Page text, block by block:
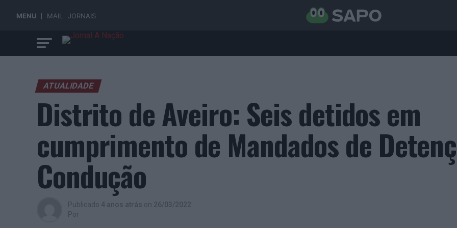
MENU MAIL JORNAIS
ATUALIDADE
Distrito de Aveiro: Seis detidos em
cumprimento de Mandados de
Condução
Publicado 4 anos atrás on 26/03/2022
Por